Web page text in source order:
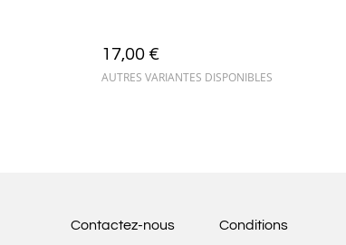
17,00 €
AUTRES VARIANTES DISPONIBLES
Contactez-nous Conditions